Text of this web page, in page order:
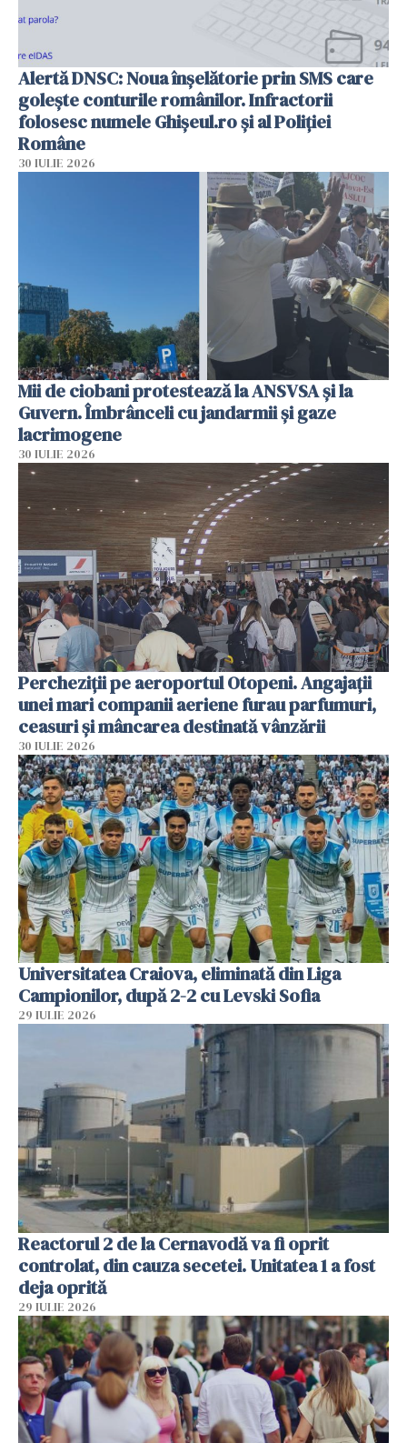
Alertă DNSC: Noua înșelătorie prin SMS care
golește conturile românilor. Infractorii
folosesc numele Ghișeul.ro și al Poliției
Române
30 IULIE 2026
Mii de ciobani protestează la ANSVSA și la
Guvern. Îmbrânceli cu jandarmii și gaze
lacrimogene
30 IULIE 2026
Percheziții pe aeroportul Otopeni. Angajații
unei mari companii aeriene furau parfumuri,
ceasuri și mâncarea destinată vânzării
30 IULIE 2026
Universitatea Craiova, eliminată din Liga
Campionilor, după 2-2 cu Levski Sofia
29 IULIE 2026
Reactorul 2 de la Cernavodă va fi oprit
controlat, din cauza secetei. Unitatea 1 a fost
deja oprită
29 IULIE 2026